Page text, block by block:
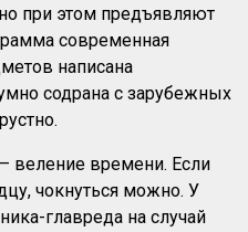
при этом предъявляют
современная
написана
содрана с зарубежных
веление времени. Если
чокнуться можно. У
главреда на случай